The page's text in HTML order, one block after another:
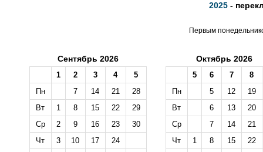
2025 -
Первым
Сентябрь 2026
1 2 3 4
5
Пн
7 14 21
28
Вт
1 8 15 22
29
Ср
2 9 16 23
30
Чт
3 10 17
24
Октябрь 2026
5 6 7
8
Пн
5 12
19
Вт
6 13
20
Ср
7 14
21
Чт
1 8 15
22